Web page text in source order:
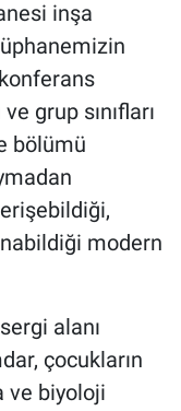
inşa
grup sınıfları
bölümü
modern
alanı
çocukların
ve biyoloji